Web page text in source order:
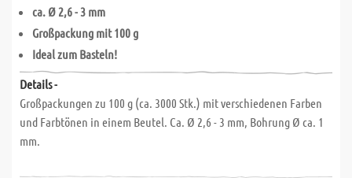
ca. Ø 2,6 - 3 mm
Großpackung mit 100 g
Ideal zum Basteln!
Details -
Großpackungen zu 100 g (ca. 3000 Stk.) mit verschiedenen Farben
und Farbtönen in einem Beutel. Ca. Ø 2,6 - 3 mm, Bohrung Ø ca. 1
mm.